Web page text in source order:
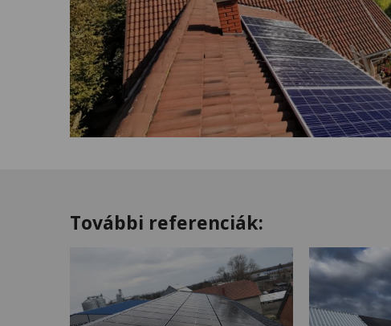
További referenciák: